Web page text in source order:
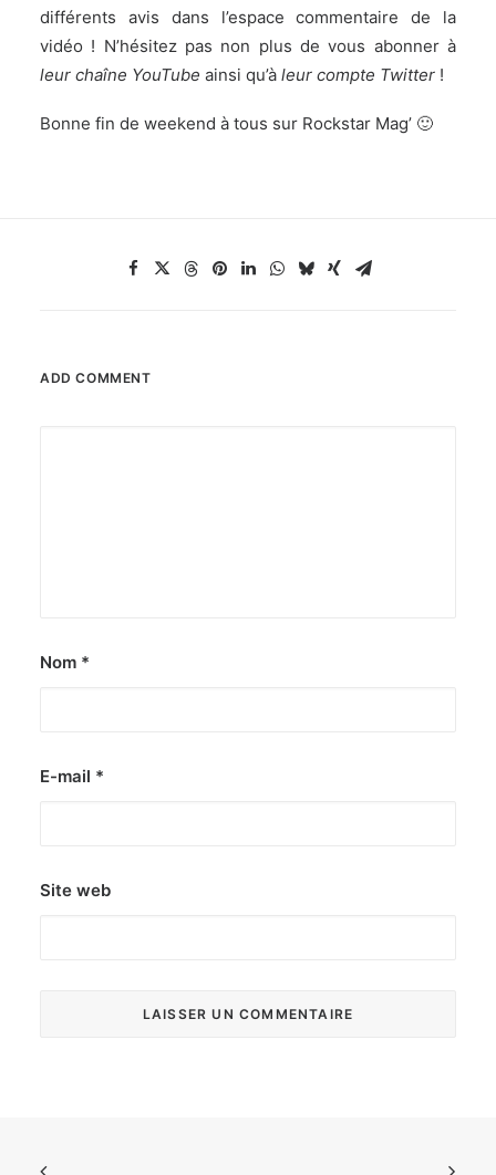
différents avis dans l’espace commentaire de la
vidéo ! N’hésitez pas non plus de vous abonner à
leur chaîne YouTube ainsi qu’à leur compte Twitter !
Bonne fin de weekend à tous sur Rockstar Mag’ 🙂
ADD COMMENT
Nom *
E-mail *
Site web